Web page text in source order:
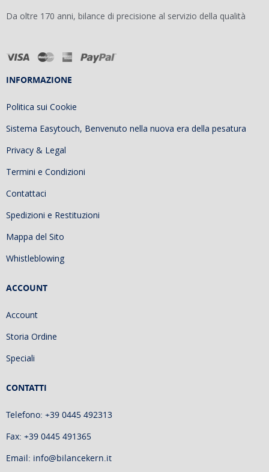
Da oltre 170 anni, bilance di precisione al servizio della qualità
INFORMAZIONE
Politica sui Cookie
Sistema Easytouch, Benvenuto nella nuova era della pesatura
Privacy & Legal
Termini e Condizioni
Contattaci
Spedizioni e Restituzioni
Mappa del Sito
Whistleblowing
ACCOUNT
Account
Storia Ordine
Speciali
CONTATTI
Telefono: +39 0445 492313
Fax: +39 0445 491365
Email: info@bilancekern.it